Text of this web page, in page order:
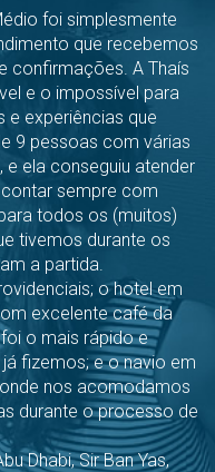
foi simplesmente
que recebemos
confirmações. A Thaís
e o impossível para
e experiências que
9 pessoas com várias
ela conseguiu atender
sempre com
todos os (muitos)
tivemos durante os
a partida.
o hotel em
excelente café da
o mais rápido e
fizemos; e o navio em
nos acomodamos
durante o processo de
Dhabi, Sir Ban Yas,